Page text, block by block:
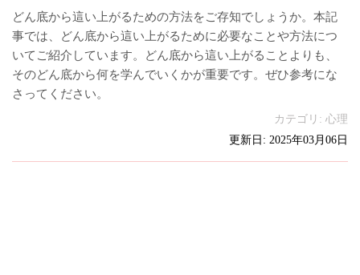
どん底から這い上がるための方法をご存知でしょうか。本記
事では、どん底から這い上がるために必要なことや方法につ
いてご紹介しています。どん底から這い上がることよりも、
そのどん底から何を学んでいくかが重要です。ぜひ参考にな
さってください。
カテゴリ: 心理
更新日: 2025年03月06日